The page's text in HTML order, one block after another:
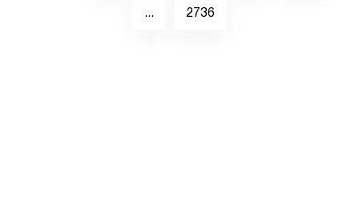
... 2736